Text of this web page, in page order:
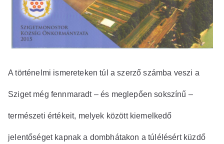
A történelmi ismereteken túl a szerző számba veszi a
Sziget még fennmaradt – és meglepően sokszínű –
természeti értékeit, melyek között kiemelkedő
jelentőséget kapnak a dombhátakon a túlélésért küzdő